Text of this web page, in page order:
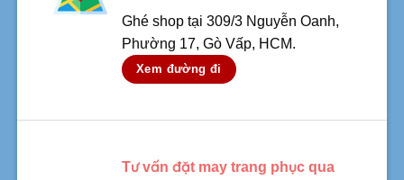
Ghé shop tại 309/3 Nguyễn Oanh,
Phường 17, Gò Vấp, HCM.
Xem đường đi
Tư vấn đặt may trang phục qua